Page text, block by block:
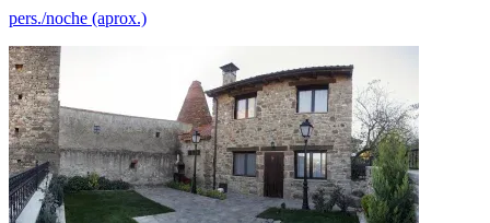
pers./noche (aprox.)